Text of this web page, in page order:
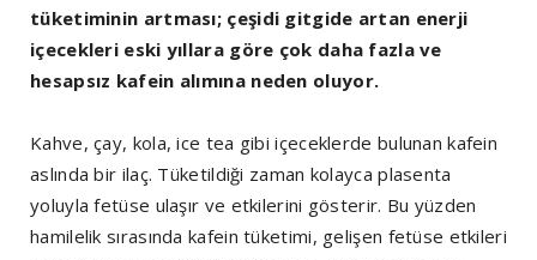
tüketiminin artması; çeşidi gitgide artan enerji
içecekleri eski yıllara göre çok daha fazla ve
hesapsız kafein alımına neden oluyor.
Kahve, çay, kola, ice tea gibi içeceklerde bulunan kafein
aslında bir ilaç. Tüketildiği zaman kolayca plasenta
yoluyla fetüse ulaşır ve etkilerini gösterir. Bu yüzden
hamilelik sırasında kafein tüketimi, gelişen fetüse etkileri